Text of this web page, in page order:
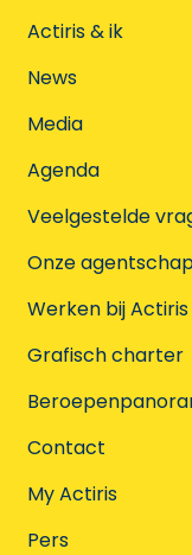
Actiris & ik
News
Media
Agenda
Veelgestelde
Onze
Werken bij Actiris
Grafisch charter
Contact
My Actiris
Pers